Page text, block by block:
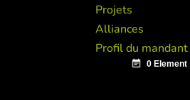
Projets
Alliances
Profil du mandant